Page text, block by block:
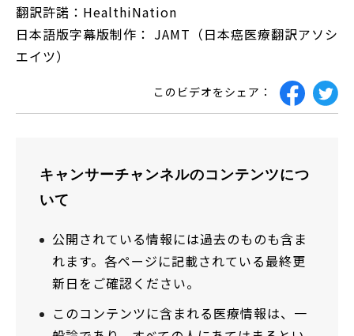
翻訳許諾：HealthiNation
日本語版字幕版制作： JAMT（日本癌医療翻訳アソシ
エイツ）
このビデオをシェア：
キャンサーチャンネルのコンテンツにつ
いて
公開されている情報には過去のものも含ま
れます。各ページに記載されている最終更
新日をご確認ください。
このコンテンツに含まれる医療情報は、一